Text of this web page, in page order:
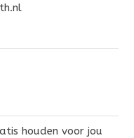
houden voor jou